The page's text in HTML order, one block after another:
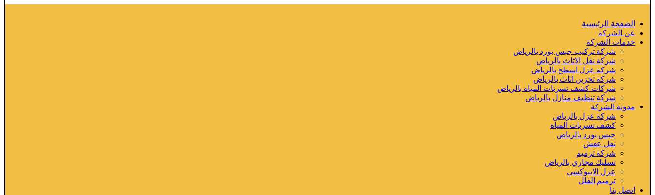
الصفحة الرئيسية
عن الشركة
خدمات الشركة
شركة تركيب جبس بورد بالرياض
شركة نقل الاثاث بالرياض
شركة عزل اسطح بالرياض
شركة تخزين اثاث بالرياض
شركات كشف تسربات المياه بالرياض
شركة تنظيف منازل بالرياض
مدونة الشركة
شركة عزل بالرياض
كشف تسربات المياه
جبس بورد بالرياض
نقل عفش
شركة ترميم
تسليك مجاري بالرياض
عزل الايبوكسي
ترميم الفلل
اتصل بنا